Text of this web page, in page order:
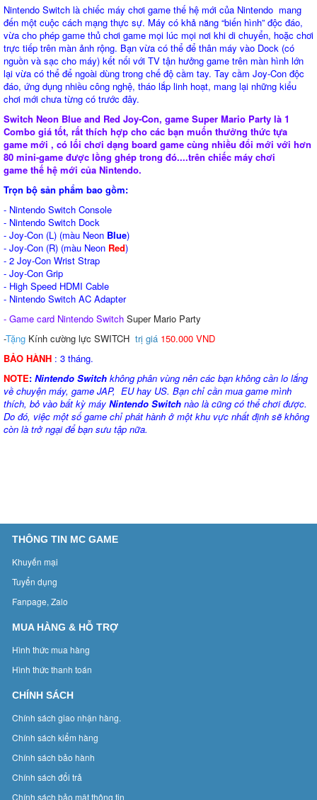
Nintendo Switch là chiếc máy chơi game thế hệ mới của Nintendo mang
đến một cuộc cách mạng thực sự. Máy có khả năng “biến hình” độc đáo,
vừa cho phép game thủ chơi game mọi lúc mọi nơi khi di chuyển, hoặc chơi
trực tiếp trên màn ảnh rộng. Bạn vừa có thể để thân máy vào Dock (có
nguồn và sạc cho máy) kết nối với TV tận hưởng game trên màn hình lớn
lại vừa có thể để ngoài dùng trong chế độ cầm tay. Tay cầm Joy-Con độc
đáo, ứng dụng nhiều công nghệ, tháo lắp linh hoạt, mang lại những kiểu
chơi mới chưa từng có trước đây.
Switch Neon Blue and Red Joy‑Con, game Super Mario Party là 1
Combo giá tốt, rất thích hợp cho các bạn muốn thưởng thức tựa
game mới , có lối chơi dạng board game cùng nhiều đổi mới với hơn
80 mini-game được lồng ghép trong đó....trên chiếc máy chơi
game thế hệ mới của Nintendo.
Trọn bộ sản phẩm bao gồm:
- Nintendo Switch Console
- Nintendo Switch Dock
- Joy‑Con (L) (màu Neon Blue)
- Joy‑Con (R) (màu Neon Red)
- 2 Joy‑Con Wrist Strap
- Joy‑Con Grip
- High Speed HDMI Cable
- Nintendo Switch AC Adapter
- Game card Nintendo Switch Super Mario Party
-Tặng Kính cường lực SWITCH trị giá 150.000 VND
BẢO HÀNH : 3 tháng.
NOTE: Nintendo Switch không phân vùng nên các bạn không cần lo lắng
về chuyện máy, game JAP, EU hay US. Bạn chỉ cần mua game mình
thích, bỏ vào bất kỳ máy Nintendo Switch nào là cũng có thể chơi được.
Do đó, việc một số game chỉ phát hành ở một khu vực nhất định sẽ không
còn là trở ngại để bạn sưu tập nữa.
THÔNG TIN MC GAME
Khuyến mại
Tuyển dụng
Fanpage, Zalo
MUA HÀNG & HỖ TRỢ
Hình thức mua hàng
Hình thức thanh toán
CHÍNH SÁCH
Chính sách giao nhận hàng.
Chính sách kiểm hàng
Chính sách bảo hành
Chính sách đổi trả
Chính sách bảo mật thông tin